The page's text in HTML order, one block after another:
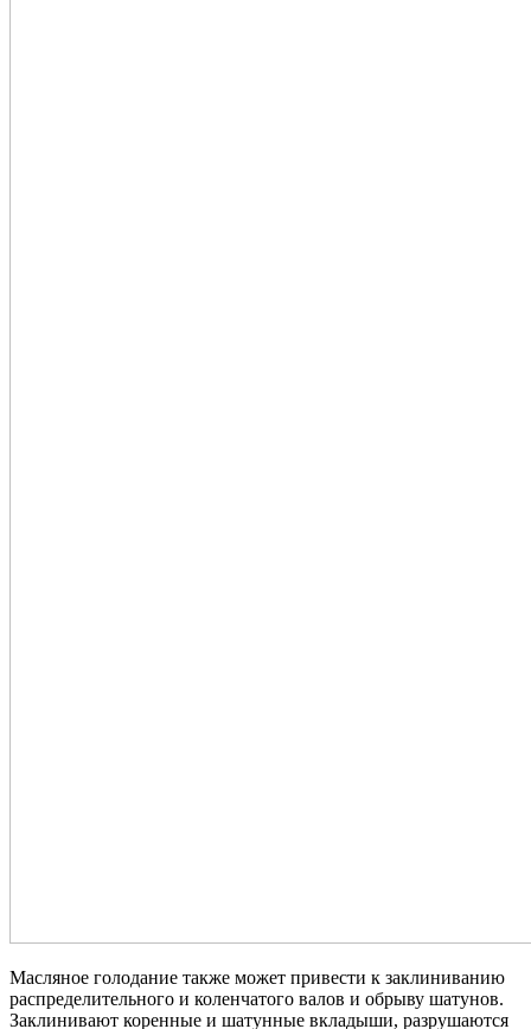
Масляное голодание также может привести к заклиниванию
распределительного и коленчатого валов и обрыву шатунов.
Заклинивают коренные и шатунные вкладыши, разрушаются